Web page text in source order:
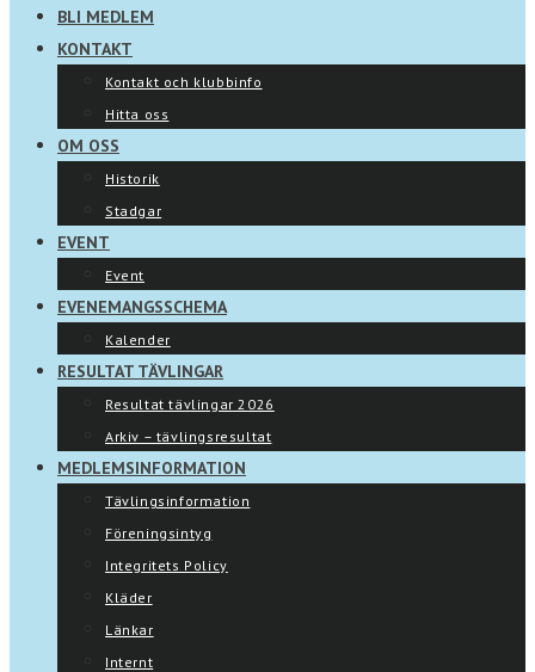
BLI MEDLEM
KONTAKT
Kontakt och klubbinfo
Hitta oss
OM OSS
Historik
Stadgar
EVENT
Event
EVENEMANGSSCHEMA
Kalender
RESULTAT TÄVLINGAR
Resultat tävlingar 2026
Arkiv – tävlingsresultat
MEDLEMSINFORMATION
Tävlingsinformation
Föreningsintyg
Integritets Policy
Kläder
Länkar
Internt